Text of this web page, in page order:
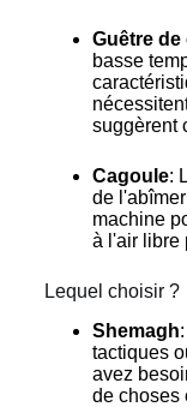
Guêtre de
basse
suggèrent
Cagoule:
de
machine
à l'air libre
Lequel choisir ?
Shemagh
tactiques
avez
de choses